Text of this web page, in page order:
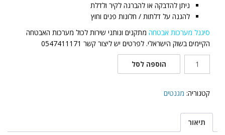
ניתן להדבקה או להברגה לקיר ולדלת
להגנה על דלתות / חלונות פנים וחוץ
סיגנל מערכות אבטחה מתקנים ונותני שירות לכול מערכות האבטחה
הקיימים בשוק הישראלי. לפרטים יש ליצור קשר 0547411171
מגנט
למערכות
אזעקה
הוספה לסל
קטגוריה: מגנטים
תיאור